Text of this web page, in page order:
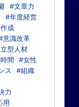
#文章力
#年度経営
成
意識改革
型人材
間
#女性
ス
#組織
力
用